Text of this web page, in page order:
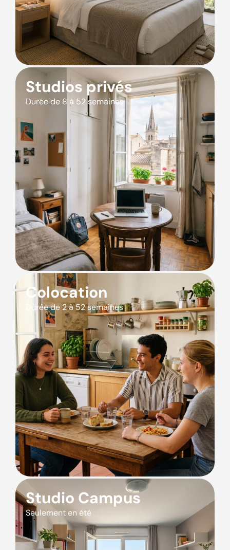
Studios privés
Durée de 8 à 52 semaines
Colocation
Durée de 2 à 52 semaines
Studio Campus
Seulement en été